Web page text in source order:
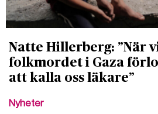
Natte Hillerberg: ”När
folkmordet i Gaza
att kalla oss läkare”
Nyheter